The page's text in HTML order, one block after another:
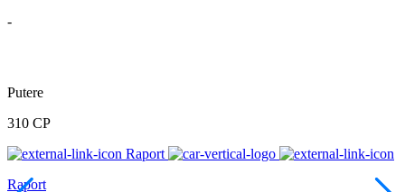
-
Putere
310 CP
Raport
Raport